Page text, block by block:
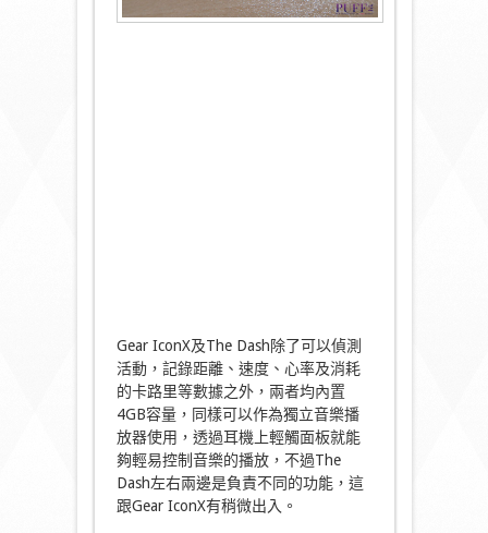
Gear IconX及The Dash除了可以偵測
活動，記錄距離、速度、心率及消耗
的卡路里等數據之外，兩者均內置
4GB容量，同樣可以作為獨立音樂播
放器使用，透過耳機上輕觸面板就能
夠輕易控制音樂的播放，不過The
Dash左右兩邊是負責不同的功能，這
跟Gear IconX有稍微出入。